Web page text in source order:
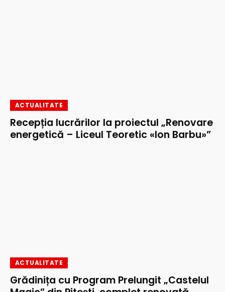
ACTUALITATE
Recepția lucrărilor la proiectul „Renovare
energetică – Liceul Teoretic «Ion Barbu»”
ACTUALITATE
Grădinița cu Program Prelungit „Castelul